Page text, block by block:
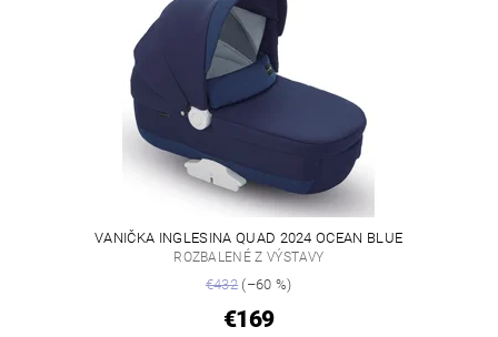
VANIČKA INGLESINA QUAD 2024 OCEAN BLUE
ROZBALENÉ Z VÝSTAVY
€432 (–60 %)
€169